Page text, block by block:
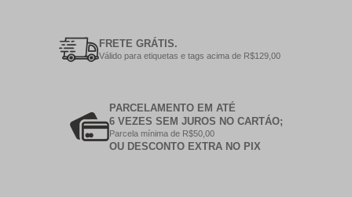
FRETE GRÁTIS.
Válido para etiquetas e tags acima de R$129,00
PARCELAMENTO EM ATÉ
6 VEZES SEM JUROS NO CARTÁO;
Parcela mínima de R$50,00
OU DESCONTO EXTRA NO PIX